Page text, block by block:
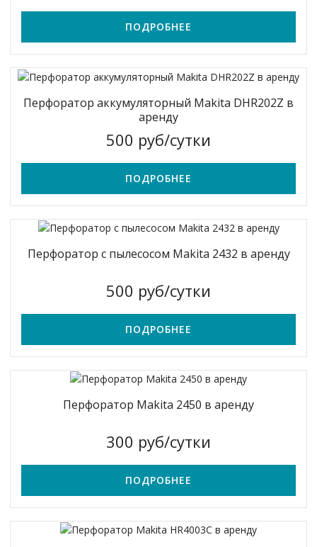
ПОДРОБНЕЕ
Перфоратор аккумуляторный Makita DHR202Z в
аренду
500 руб/сутки
ПОДРОБНЕЕ
Перфоратор с пылесосом Makita 2432 в аренду
500 руб/сутки
ПОДРОБНЕЕ
Перфоратор Makita 2450 в аренду
300 руб/сутки
ПОДРОБНЕЕ